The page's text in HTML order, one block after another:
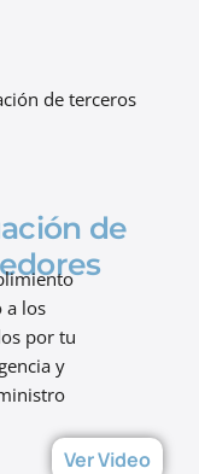
de terceros
de
a los
por tu
y
Ver Video